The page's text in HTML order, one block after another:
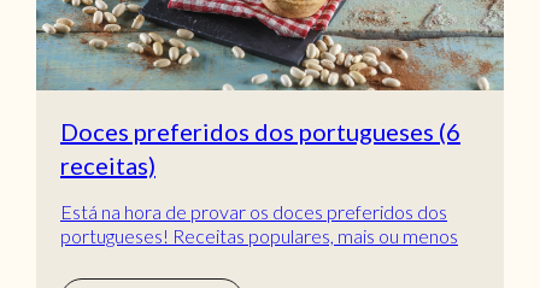
Doces preferidos dos portugueses (6
receitas)
Está na hora de provar os doces preferidos dos
portugueses! Receitas populares, mais ou menos